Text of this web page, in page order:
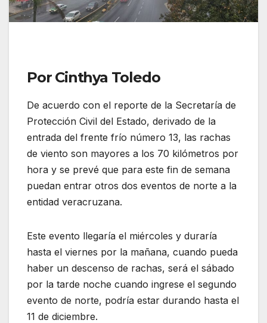
Por Cinthya Toledo
De acuerdo con el reporte de la Secretaría de
Protección Civil del Estado, derivado de la
entrada del frente frío número 13, las rachas
de viento son mayores a los 70 kilómetros por
hora y se prevé que para este fin de semana
puedan entrar otros dos eventos de norte a la
entidad veracruzana.
Este evento llegaría el miércoles y duraría
hasta el viernes por la mañana, cuando pueda
haber un descenso de rachas, será el sábado
por la tarde noche cuando ingrese el segundo
evento de norte, podría estar durando hasta el
11 de diciembre.